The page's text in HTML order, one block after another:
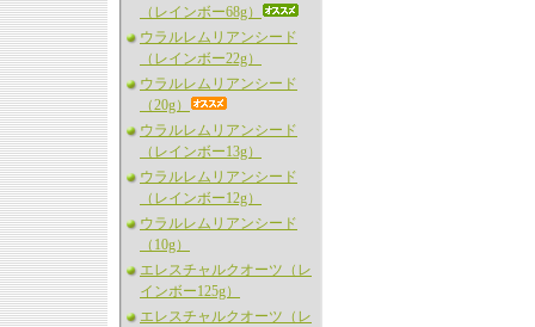
（レインボー68g）
ウラルレムリアンシード
（レインボー22g）
ウラルレムリアンシード
（20g）
ウラルレムリアンシード
（レインボー13g）
ウラルレムリアンシード
（レインボー12g）
ウラルレムリアンシード
（10g）
エレスチャルクオーツ（レ
インボー125g）
エレスチャルクオーツ（レ